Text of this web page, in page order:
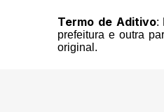
Termo de Aditivo:
prefeitura e outra
original.